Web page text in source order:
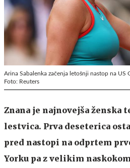
Arina Sabalenka začenja letošnji nastop na US
Foto: Reuters
Znana je najnovejša ženska
lestvica. Prva deseterica
pred nastopi na odprtem
Yorku pa z velikim